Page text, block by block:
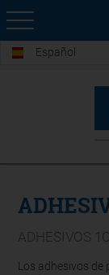
Español
ADHESIVOS
Los adhesivos de